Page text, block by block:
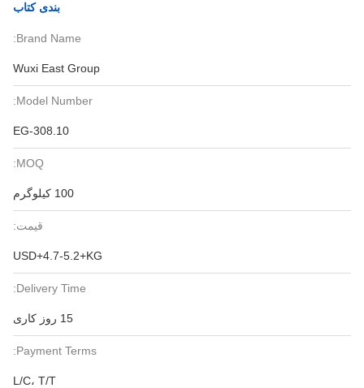
بندی کتاب
Brand Name:
Wuxi East Group
Model Number:
EG-308.10
MOQ:
100 کیلوگرم
قیمت:
USD+4.7-5.2+KG
Delivery Time:
15 روز کاری
Payment Terms:
L/C، T/T